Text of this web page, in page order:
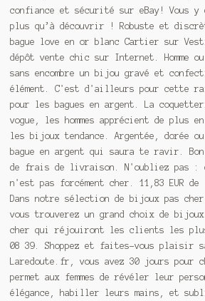
confiance et sécurité sur eBay! Vous y
plus qu’à découvrir ! Robuste et
bague love en or blanc Cartier sur
dépôt vente chic sur Internet. Homme
sans encombre un bijou gravé et
élément. C'est d'ailleurs pour cette
pour les bagues en argent. La
vogue, les hommes apprécient de plus
les bijoux tendance. Argentée, dorée
bague en argent qui saura te ravir. Bon
de frais de livraison. N'oubliez pas :
n'est pas forcément cher. 11,83 EUR
Dans notre sélection de bijoux pas
vous trouverez un grand choix de
cher qui réjouiront les clients les plus
08 39. Shoppez et faites-vous plaisir
Laredoute.fr, vous avez 30 jours pour
permet aux femmes de révéler leur
élégance, habiller leurs mains, et